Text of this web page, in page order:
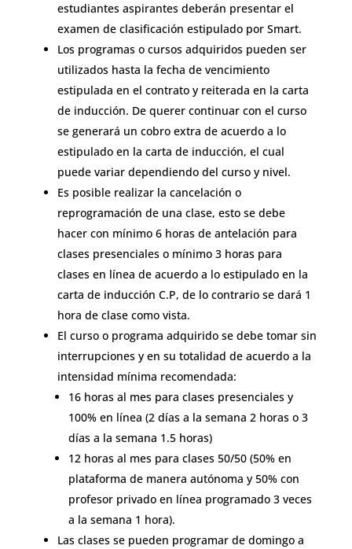
estudiantes aspirantes deberán presentar el
examen de clasificación estipulado por Smart.
Los programas o cursos adquiridos pueden ser
utilizados hasta la fecha de vencimiento
estipulada en el contrato y reiterada en la carta
de inducción. De querer continuar con el curso
se generará un cobro extra de acuerdo a lo
estipulado en la carta de inducción, el cual
puede variar dependiendo del curso y nivel.
Es posible realizar la cancelación o
reprogramación de una clase, esto se debe
hacer con mínimo 6 horas de antelación para
clases presenciales o mínimo 3 horas para
clases en línea de acuerdo a lo estipulado en la
carta de inducción C.P, de lo contrario se dará 1
hora de clase como vista.
El curso o programa adquirido se debe tomar sin
interrupciones y en su totalidad de acuerdo a la
intensidad mínima recomendada:
16 horas al mes para clases presenciales y
100% en línea (2 días a la semana 2 horas o 3
días a la semana 1.5 horas)
12 horas al mes para clases 50/50 (50% en
plataforma de manera autónoma y 50% con
profesor privado en línea programado 3 veces
a la semana 1 hora).
Las clases se pueden programar de domingo a